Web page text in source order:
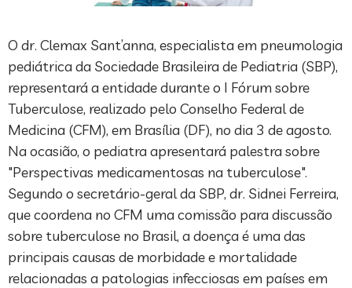
O dr. Clemax Sant’anna, especialista em pneumologia
pediátrica da Sociedade Brasileira de Pediatria (SBP),
representará a entidade durante o I Fórum sobre
Tuberculose, realizado pelo Conselho Federal de
Medicina (CFM), em Brasília (DF), no dia 3 de agosto.
Na ocasião, o pediatra apresentará palestra sobre
"Perspectivas medicamentosas na tuberculose".
Segundo o secretário-geral da SBP, dr. Sidnei Ferreira,
que coordena no CFM uma comissão para discussão
sobre tuberculose no Brasil, a doença é uma das
principais causas de morbidade e mortalidade
relacionadas a patologias infecciosas em países em